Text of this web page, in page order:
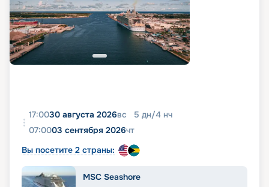
17:0030 августа 2026вс 5 дн/4 нч
07:0003 сентября 2026чт
Вы посетите 2 страны:
MSC Seashore